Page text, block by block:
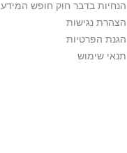
הנחיות בדבר חוק חופש המידע
הצהרת נגישות
הגנת הפרטיות
תנאי שימוש